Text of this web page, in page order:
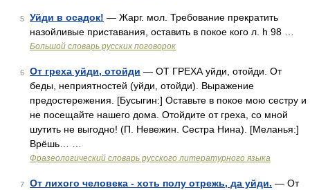
5 Уйди в осадок! — Жарг. мол. Требование прекратить
назойливые приставания, оставить в покое кого л. h 98 …
Большой словарь русских поговорок
6 От греха уйди, отойди — ОТ ГРЕХА уйди, отойди. От
беды, неприятностей (уйди, отойди). Выражение
предостережения. [Бусыгин:] Оставьте в покое мою сестру и
не посещайте нашего дома. Отойдите от греха, со мной
шутить не выгодно! (П. Невежин. Сестра Нина). [Меланья:]
Врёшь… …
Фразеологический словарь русского литературного языка
7 От лихого человека - хоть полу отрежь, да уйди. — От